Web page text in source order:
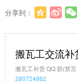
分享到：
搬瓦工交流补
搬瓦工补货 QQ 群(禁言
280724862